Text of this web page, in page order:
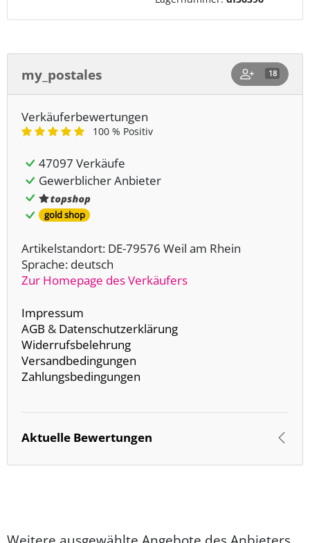
my_postales 18
Verkäuferbewertungen
100 % Positiv
47097 Verkäufe
Gewerblicher Anbieter
gold shop
Artikelstandort: DE-79576 Weil am Rhein
Sprache: deutsch
Zur Homepage des Verkäufers
Impressum
AGB & Datenschutzerklärung
Widerrufsbelehrung
Versandbedingungen
Zahlungsbedingungen
Aktuelle Bewertungen